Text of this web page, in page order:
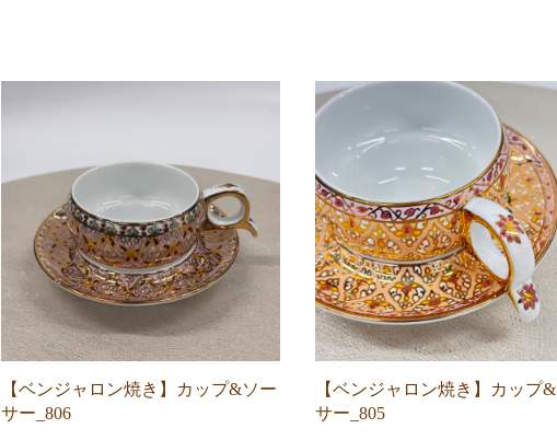
【ベンジャロン焼き】カップ&ソー
サー_806
【ベンジャロン焼き】カップ
サー_805